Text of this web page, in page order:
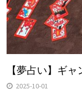
【夢占い】ギ
2025-10-01